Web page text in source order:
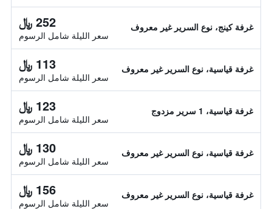
غرفة كينج، نوع السرير غير معروف 252 ﷼
سعر الليلة شامل الرسوم
غرفة قياسية، نوع السرير غير معروف 113 ﷼
سعر الليلة شامل الرسوم
غرفة قياسية، 1 سرير مزدوج 123 ﷼
سعر الليلة شامل الرسوم
غرفة قياسية، نوع السرير غير معروف 130 ﷼
سعر الليلة شامل الرسوم
غرفة قياسية، نوع السرير غير معروف 156 ﷼
سعر الليلة شامل الرسوم